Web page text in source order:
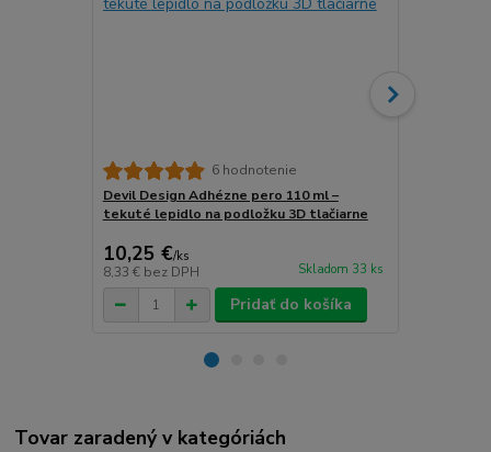
6 hodnotenie
Devil Design Adhézne pero 110 ml –
tekuté lepidlo na podložku 3D tlačiarne
10,25 €/ks
8,33 € bez DPH Skladom 33 ks
Pridať do košíka
Tovar zaradený v kategóriách